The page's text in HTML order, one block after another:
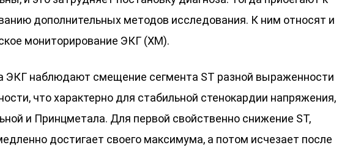
дополнительных методов исследования. К ним относят и
мониторирование ЭКГ (ХМ).
ЭКГ наблюдают смещение сегмента ST разной выраженности
что характерно для стабильной стенокардии напряжения,
и Принцметала. Для первой свойственно снижение ST,
достигает своего максимума, а потом исчезает после